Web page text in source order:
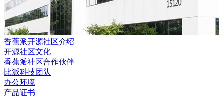
香蕉派开源社区介绍
开源社区文化
香蕉派社区合作伙伴
比派科技团队
办公环境
产品证书